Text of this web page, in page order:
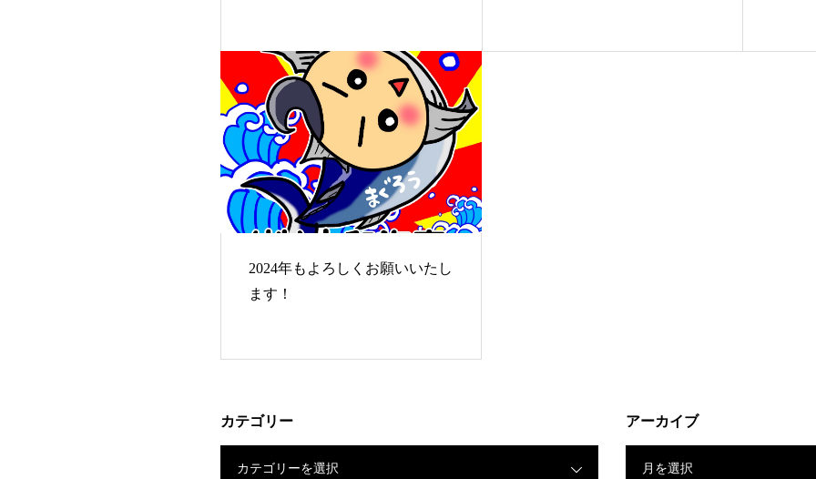
2024年もよろしくお願いいたし
ます！
カテゴリー
カテゴリーを選択
アーカイブ
月を選択